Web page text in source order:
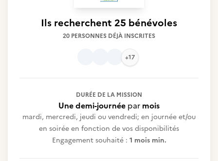
Ils recherchent 25 bénévoles
20 PERSONNES DÉJÀ INSCRITES
+17
DURÉE DE LA MISSION
Une demi-journée par mois
mardi, mercredi, jeudi ou vendredi; en journée et/ou
en soirée en fonction de vos disponibilités
Engagement souhaité : 1 mois min.